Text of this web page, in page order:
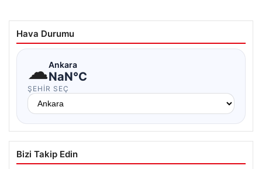
Hava Durumu
☁Ankara
NaN°C
ŞEHIR SEÇ
Bizi Takip Edin